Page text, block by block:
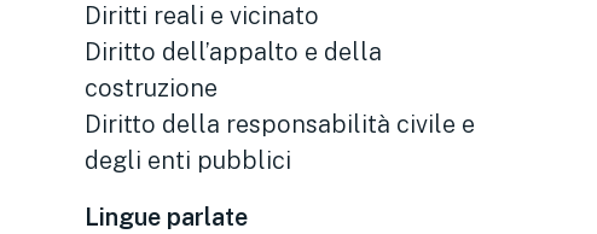
Diritti reali e vicinato
Diritto dell’appalto e della
costruzione
Diritto della responsabilità civile e
degli enti pubblici
Lingue parlate